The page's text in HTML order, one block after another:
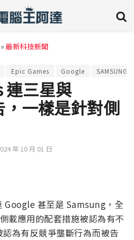
»最新科技新聞
Epic Games Google SAMSUNG
連三星與
一樣是針對側
年 10 月 01 日
Google 甚至是 Samsung，全
應用的配套措施被認為有不
為有反競爭壟斷行為而被告